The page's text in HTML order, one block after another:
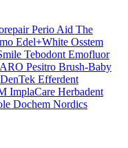
Perio Aid The
Edel+White Osstem
Tebodont Emofluor
Pesitro Brush-Baby
DenTek Efferdent
ImplaCare Herbadent
Dochem Nordics